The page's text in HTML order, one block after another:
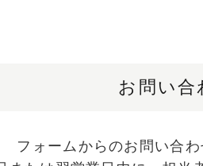
お問い合
フォームからのお問い合わ